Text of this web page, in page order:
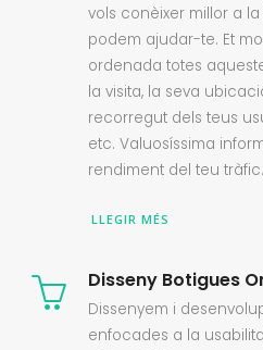
vols conèixer millor a
podem ajudar-te. Et
ordenada totes
la visita, la seva
recorregut dels teus
etc. Valuosíssima
rendiment del teu tràfic.
LLEGIR MÉS
Disseny Botigues
Dissenyem i
enfocades a la